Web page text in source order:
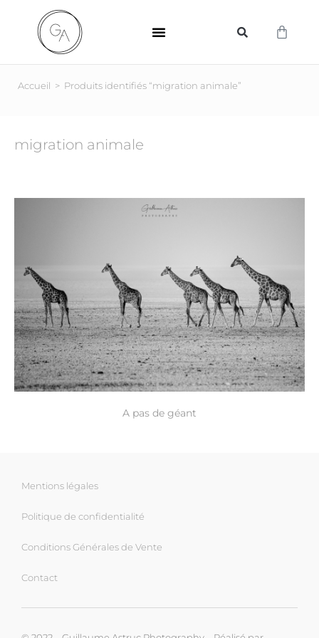
Accueil > Produits identifiés “migration animale”
migration animale
A pas de géant
Mentions légales
Politique de confidentialité
Conditions Générales de Vente
Contact